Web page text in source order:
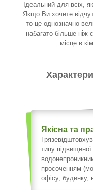
Ідеальний для всіх,
Якщо Ви хочете
то це однозначно
набагато більше ніж
місце в
Якісна та
типу підвищеної
просоченням
офісу, будинку,